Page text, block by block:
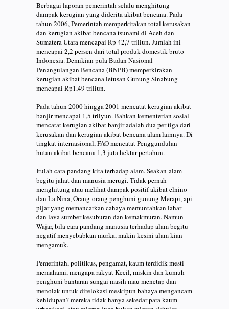
Berbagai laporan pemerintah selalu menghitung
dampak kerugian yang diderita akibat bencana. Pada
tahun 2006, Pemerintah memperkirakan total kerusakan
dan kerugian akibat bencana tsunami di Aceh dan
Sumatera Utara mencapai Rp 42,7 triliun. Jumlah ini
mencapai 2,2 persen dari total produk domestik bruto
Indonesia. Demikian pula Badan Nasional
Penangulangan Bencana (BNPB) memperkirakan
kerugian akibat bencana letusan Gunung Sinabung
mencapai Rp1,49 triliun.
Pada tahun 2000 hingga 2001 mencatat kerugian akibat
banjir mencapai 1,5 trilyun. Bahkan kementerian sosial
mencatat kerugian akibat banjir adalah dua per tiga dari
kerusakan dan kerugian akibat bencana alam lainnya. Di
tingkat internasional, FAO mencatat Penggundulan
hutan akibat bencana 1,3 juta hektar pertahun.
Itulah cara pandang kita terhadap alam. Seakan-alam
begitu jahat dan manusia merugi. Tidak pernah
menghitung atau melihat dampak positif akibat elnino
dan La Nina, Orang-orang penghuni gunung Merapi, api
pijar yang memancarkan cahaya memuntahkan lahar
dan lava sumber kesuburan dan kemakmuran. Namun
Wajar, bila cara pandang manusia terhadap alam begitu
negatif menyebabkan murka, makin kesini alam kian
mengamuk.
Pemerintah, politikus, pengamat, kaum terdidik mesti
memahami, mengapa rakyat Kecil, miskin dan kumuh
penghuni bantaran sungai masih mau menetap dan
menolak untuk direlokasi meskipun bahaya mengancam
kehidupan? mereka tidak hanya sekedar para kaum